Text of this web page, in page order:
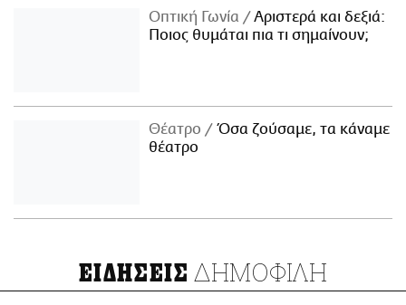
Οπτική Γωνία
Αριστερά και δεξιά:
Ποιος θυμάται πια τι σημαίνουν;
Θέατρο
Όσα ζούσαμε, τα κάναμε
θέατρο
ΕΙΔΗΣΕΙΣ ΔΗΜΟΦΙΛΗ